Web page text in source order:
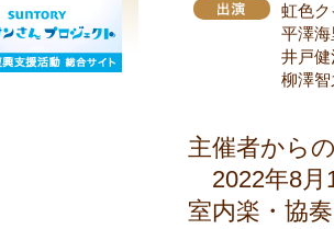
虹色
平澤
井戸
柳澤
主催者から
2022年8月
室内楽・協